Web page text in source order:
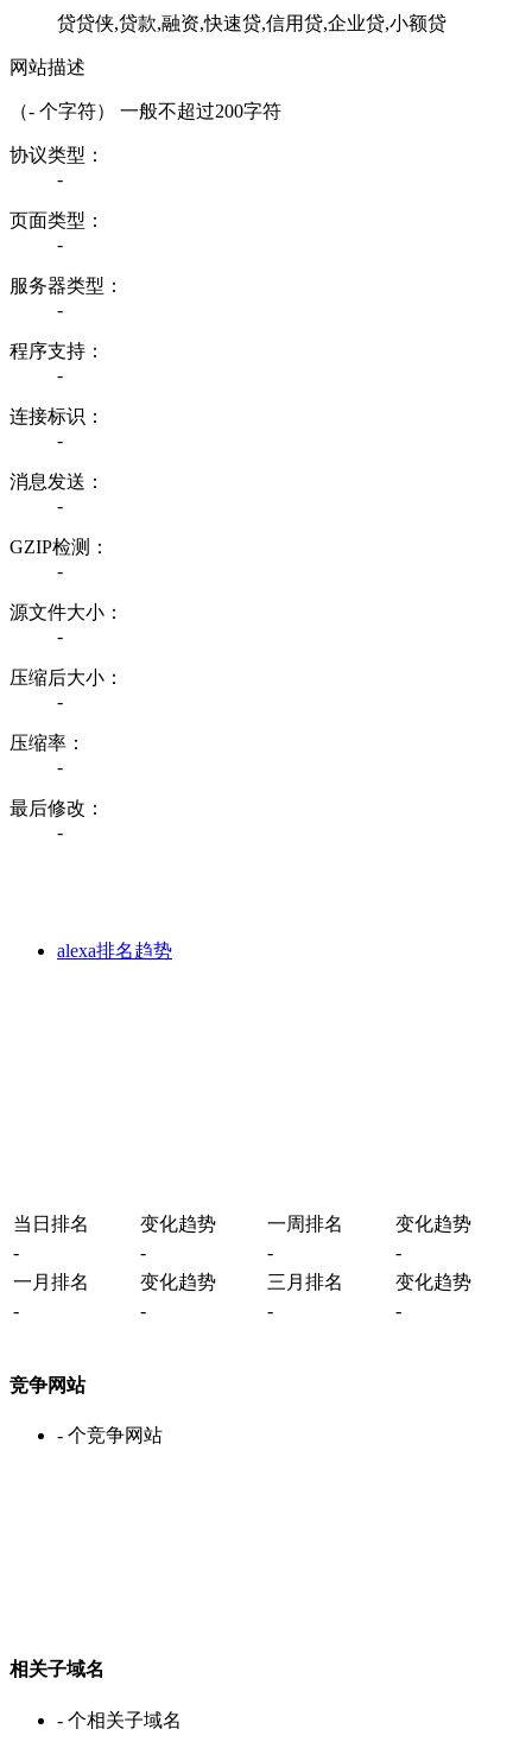
贷贷侠,贷款,融资,快速贷,信用贷,企业贷,小额贷
网站描述
（- 个字符） 一般不超过200字符
协议类型：
-
页面类型：
-
服务器类型：
-
程序支持：
-
连接标识：
-
消息发送：
-
GZIP检测：
-
源文件大小：
-
压缩后大小：
-
压缩率：
-
最后修改：
-
alexa排名趋势
当日排名 变化趋势 一周排名
变化趋势
-
- -
-
一月排名
变化趋势 三月排名
变化趋势
-
- - -
竞争网站
- 个竞争网站
相关子域名
- 个相关子域名